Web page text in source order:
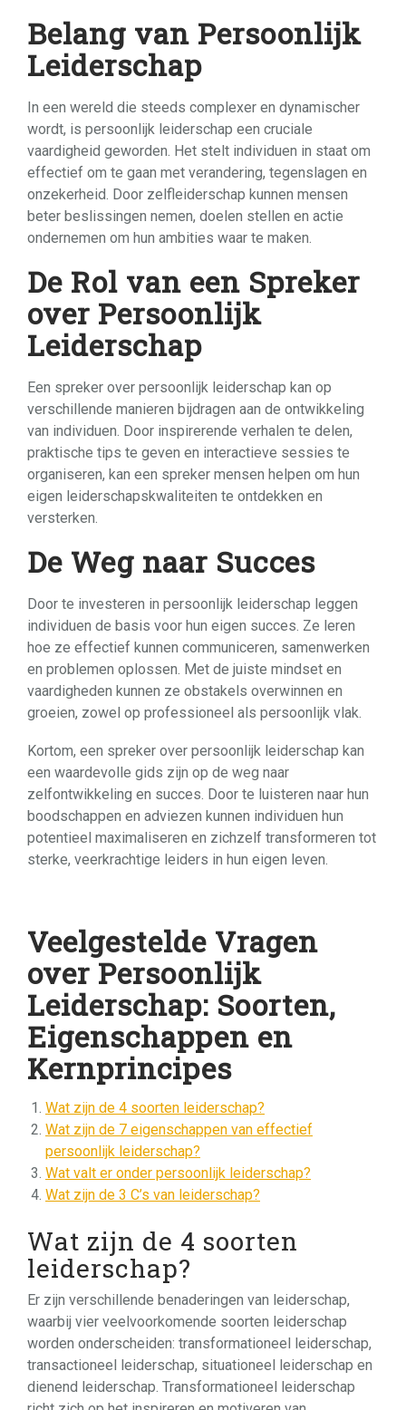
Belang van Persoonlijk
Leiderschap
In een wereld die steeds complexer en dynamischer
wordt, is persoonlijk leiderschap een cruciale
vaardigheid geworden. Het stelt individuen in staat om
effectief om te gaan met verandering, tegenslagen en
onzekerheid. Door zelfleiderschap kunnen mensen
beter beslissingen nemen, doelen stellen en actie
ondernemen om hun ambities waar te maken.
De Rol van een Spreker
over Persoonlijk
Leiderschap
Een spreker over persoonlijk leiderschap kan op
verschillende manieren bijdragen aan de ontwikkeling
van individuen. Door inspirerende verhalen te delen,
praktische tips te geven en interactieve sessies te
organiseren, kan een spreker mensen helpen om hun
eigen leiderschapskwaliteiten te ontdekken en
versterken.
De Weg naar Succes
Door te investeren in persoonlijk leiderschap leggen
individuen de basis voor hun eigen succes. Ze leren
hoe ze effectief kunnen communiceren, samenwerken
en problemen oplossen. Met de juiste mindset en
vaardigheden kunnen ze obstakels overwinnen en
groeien, zowel op professioneel als persoonlijk vlak.
Kortom, een spreker over persoonlijk leiderschap kan
een waardevolle gids zijn op de weg naar
zelfontwikkeling en succes. Door te luisteren naar hun
boodschappen en adviezen kunnen individuen hun
potentieel maximaliseren en zichzelf transformeren tot
sterke, veerkrachtige leiders in hun eigen leven.
Veelgestelde Vragen
over Persoonlijk
Leiderschap: Soorten,
Eigenschappen en
Kernprincipes
Wat zijn de 4 soorten leiderschap?
Wat zijn de 7 eigenschappen van effectief
persoonlijk leiderschap?
Wat valt er onder persoonlijk leiderschap?
Wat zijn de 3 C’s van leiderschap?
Wat zijn de 4 soorten
leiderschap?
Er zijn verschillende benaderingen van leiderschap,
waarbij vier veelvoorkomende soorten leiderschap
worden onderscheiden: transformationeel leiderschap,
transactioneel leiderschap, situationeel leiderschap en
dienend leiderschap. Transformationeel leiderschap